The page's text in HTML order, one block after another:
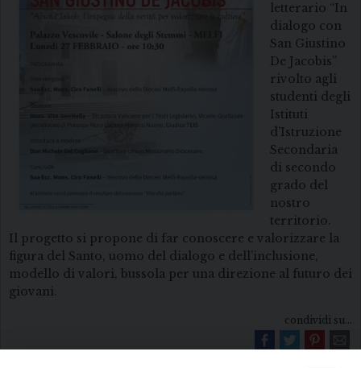
letterario “In
dialogo con
San Giustino
De Jacobis”
rivolto agli
studenti degli
Istituti
d’Istruzione
Secondaria
di secondo
grado del
nostro
territorio.
Il progetto si propone di far conoscere e valorizzare la
figura del Santo, uomo del dialogo e dell’inclusione,
modello di valori, bussola per una direzione al futuro dei
giovani.
condividi su...